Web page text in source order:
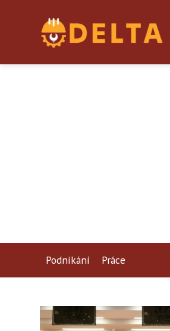
Podnikání Práce